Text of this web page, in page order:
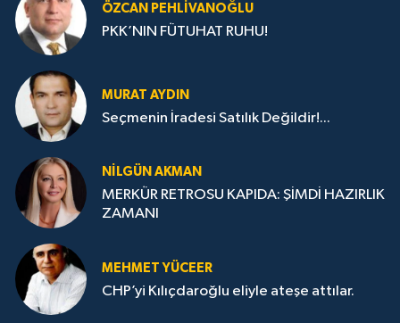
ÖZCAN PEHLIVANOĞLU
PKK’NIN FÜTUHAT RUHU!
MURAT AYDIN
Seçmenin İradesi Satılık Değildir!...
NILGÜN AKMAN
MERKÜR RETROSU KAPIDA: ŞİMDİ HAZIRLIK
ZAMANI
MEHMET YÜCEER
CHP’yi Kılıçdaroğlu eliyle ateşe attılar.